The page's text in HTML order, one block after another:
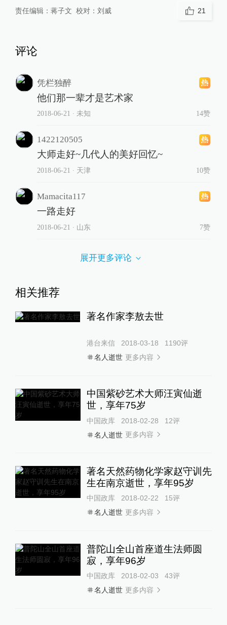
责任编辑： 蒋子文 校对： 刘威 21
评论
凭栏独醉
他们那一辈才是艺术家
2018-06-21 ∙ 未知 14赞
1422120505
大师走好~几代人的美好回忆~
2018-06-21 ∙ 天津 10赞
Mamacita117
一路走好
2018-06-21 ∙ 山东 7赞
展开更多评论
相关推荐
著名作家李敖去世
港台来信 2018-03-18 1190评
名人逝世 更多内容
中国紫砂艺术大师汪寅仙逝
世，享年75岁
中国政库 2018-02-28 12评
名人逝世 更多内容
著名天然药物化学家赵守训先
生在南京逝世，享年95岁
中国政库 2018-02-22 15评
名人逝世 更多内容
普陀山全山首座道生法师圆
寂，享年96岁
中国政库 2018-02-03 43评
名人逝世 更多内容